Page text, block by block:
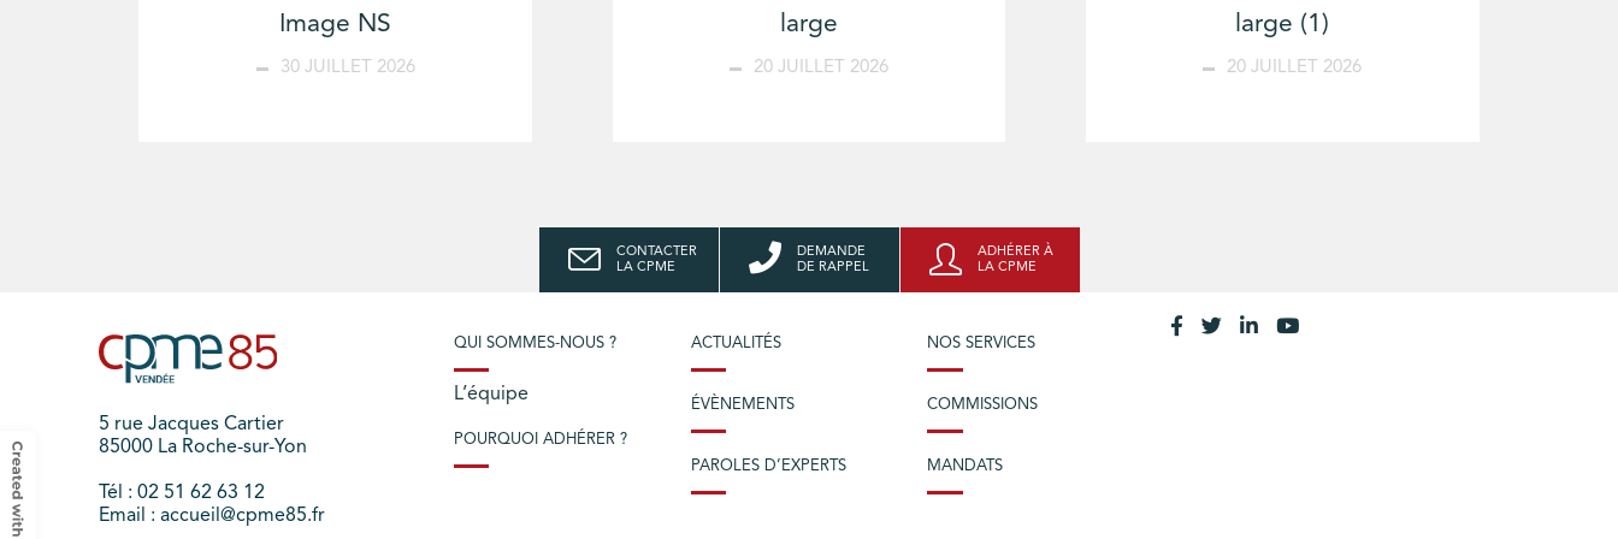
Image NS
30 JUILLET 2026
large
20 JUILLET 2026
large (1)
20 JUILLET 2026
CONTACTER
LA CPME
DEMANDE
DE RAPPEL
ADHÉRER À
LA CPME
5 rue Jacques Cartier
85000 La Roche-sur-Yon
Tél : 02 51 62 63 12
Email : accueil@cpme85.fr
QUI SOMMES-NOUS ?
L’équipe
POURQUOI ADHÉRER ?
ACTUALITÉS
ÉVÈNEMENTS
PAROLES D’EXPERTS
NOS SERVICES
COMMISSIONS
MANDATS